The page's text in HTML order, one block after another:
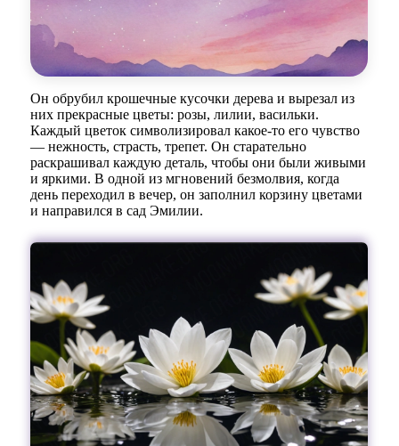
Он обрубил крошечные кусочки дерева и вырезал из
них прекрасные цветы: розы, лилии, васильки.
Каждый цветок символизировал какое-то его чувство
— нежность, страсть, трепет. Он старательно
раскрашивал каждую деталь, чтобы они были живыми
и яркими. В одной из мгновений безмолвия, когда
день переходил в вечер, он заполнил корзину цветами
и направился в сад Эмилии.